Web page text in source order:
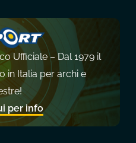
Ufficiale – Dal 1979 il
in Italia per archi e
per info